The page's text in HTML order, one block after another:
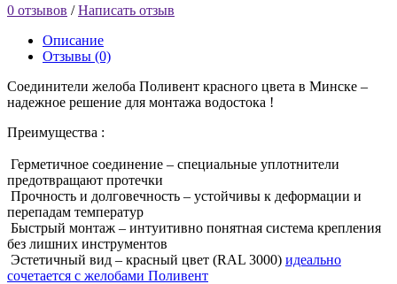
0 отзывов /Написать отзыв
Описание
Отзывы (0)
Соединители желоба Поливент красного цвета в Минске –
надежное решение для монтажа водостока !
Преимущества :
Герметичное соединение – специальные уплотнители
предотвращают протечки
Прочность и долговечность – устойчивы к деформации и
перепадам температур
Быстрый монтаж – интуитивно понятная система крепления
без лишних инструментов
Эстетичный вид – красный цвет (RAL 3000) идеально
сочетается с желобами Поливент